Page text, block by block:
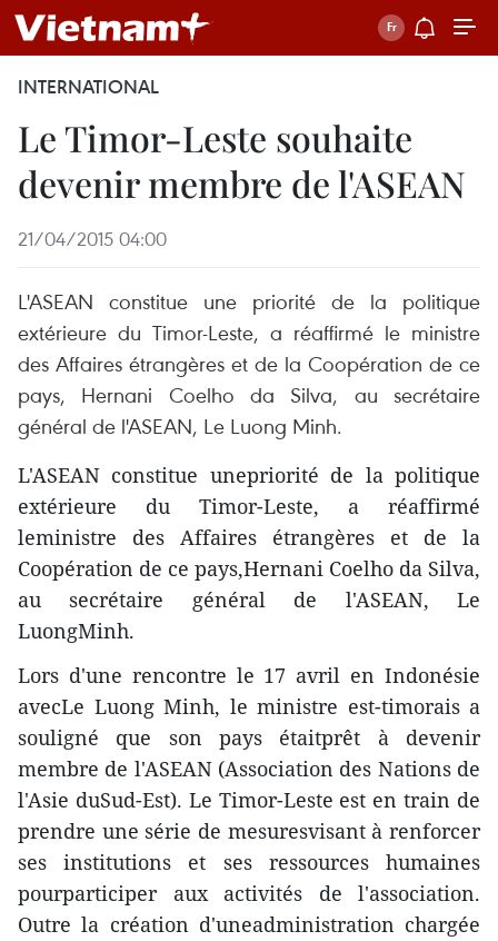
INTERNATIONAL
Le Timor-Leste souhaite
devenir membre de l'ASEAN
21/04/2015 04:00
L'ASEAN constitue une priorité de la politique
extérieure du Timor-Leste, a réaffirmé le ministre
des Affaires étrangères et de la Coopération de ce
pays, Hernani Coelho da Silva, au secrétaire
général de l'ASEAN, Le Luong Minh.
L'ASEAN constitue unepriorité de la politique
extérieure du Timor-Leste, a réaffirmé
leministre des Affaires étrangères et de la
Coopération de ce pays,Hernani Coelho da Silva,
au secrétaire général de l'ASEAN, Le
LuongMinh.
Lors d'une rencontre le 17 avril en Indonésie
avecLe Luong Minh, le ministre est-timorais a
souligné que son pays étaitprêt à devenir
membre de l'ASEAN (Association des Nations de
l'Asie duSud-Est). Le Timor-Leste est en train de
prendre une série de mesuresvisant à renforcer
ses institutions et ses ressources humaines
pourparticiper aux activités de l'association.
Outre la création d'uneadministration chargée